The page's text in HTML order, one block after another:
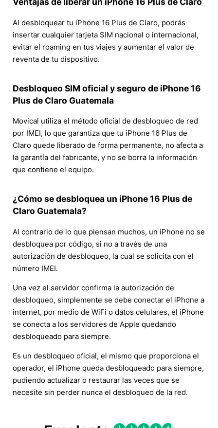
Al desbloquear tu iPhone 16 Plus de Claro, podrás
insertar cualquier tarjeta SIM nacional o internacional,
evitar el roaming en tus viajes y aumentar el valor de
reventa de tu dispositivo.
Desbloqueo SIM oficial y seguro de iPhone 16
Plus de Claro Guatemala
Movical utiliza el método oficial de desbloqueo de red
por IMEI, lo que garantiza que tu iPhone 16 Plus de
Claro quede liberado de forma permanente, no afecta a
la garantía del fabricante, y no se borra la información
que contiene el equipo.
¿Cómo se desbloquea un iPhone 16 Plus de
Claro Guatemala?
Al contrario de lo que piensan muchos, un iPhone no se
desbloquea por código, si no a través de una
autorización de desbloqueo, la cual se solicita con el
número IMEI.
Una vez el servidor confirma la autorización de
desbloqueo, simplemente se debe conectar el iPhone a
internet, por medio de WiFi o datos celulares, el iPhone
se conecta a los servidores de Apple quedando
desbloqueado para siempre.
Es un desbloqueo oficial, el mismo que proporciona el
operador, el iPhone queda desbloqueado para siempre,
pudiendo actualizar o restaurar las veces que se
necesite sin perder nunca el desbloqueo de la red.